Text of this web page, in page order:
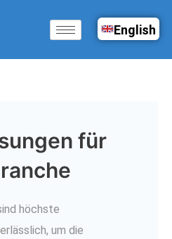
English
für
höchste
um die